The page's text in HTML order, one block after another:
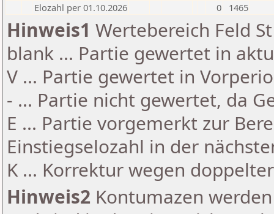
Elozahl per 01.10.2026
0 1465
Hinweis1 Wertebereich Feld
blank ... Partie gewertet in
V ... Partie gewertet in
- ... Partie nicht gewertet, da
E ... Partie vorgemerkt zur
Einstiegselozahl in der
K ... Korrektur wegen
Hinweis2 Kontumazen